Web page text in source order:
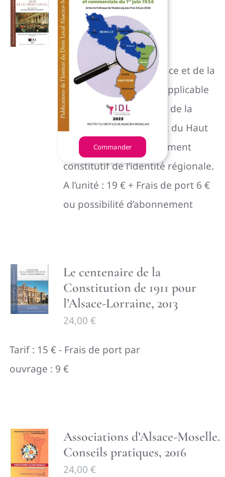
Revue du droit local
25,00€
P
roduit de l’histoire
mouvementée de l’Alsace et de la
Moselle, le droit local applicable
dans les départements de la
Moselle, du Bas Rhin et du Haut
Rhin est devenu un élément
constitutif de l’identité régionale.
A l’unité : 19 € + Frais de port 6 €
ou possibilité d’abonnement
Le centenaire de la
Constitution de 1911 pour
l’Alsace-Lorraine, 2013
24,00 €
Tarif : 15 € - Frais de port par
ouvrage : 9 €
Associations d’Alsace-Moselle.
Conseils pratiques, 2016
24,00 €
Commander